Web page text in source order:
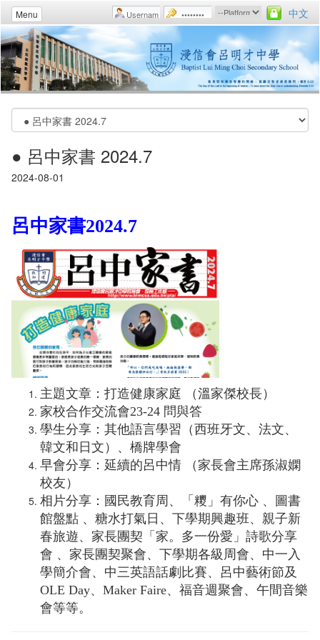
Menu 中文
● 呂中家書 2024.7
2024-08-01
呂中家書2024.7
主題文章：打造健康家庭 （溫家傑校長）
家校合作交流會23-24 問與答
學生分享：其他語言學習（西班牙文、法文、
韓文和日文）、橋牌學會
早會分享：延續的呂中情 （家長會主席孫淑嫻
校友）
相片分享：國民教育周、「糭」有你心 、圖書
館盤點 、糖水打氣日、下學期興趣班、親子新
春旅遊、家長團契「家。多一份愛」詩歌分享
會 、家長團契聚會、下學期各級周會、中一入
學簡介會、中三英語話劇比賽、呂中藝術節及
OLE Day、Maker Faire、福音週聚會、午間音樂
會等等。